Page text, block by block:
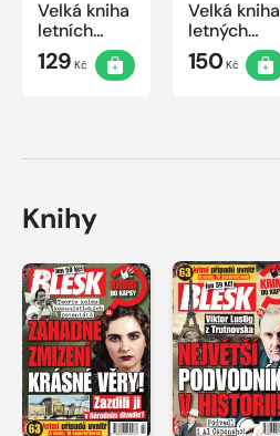
Velká kniha
letních
křížovek
2026
129 Kč
Velká kniha
letných
krížoviek s
TV JOJ
150Kč
Knihy